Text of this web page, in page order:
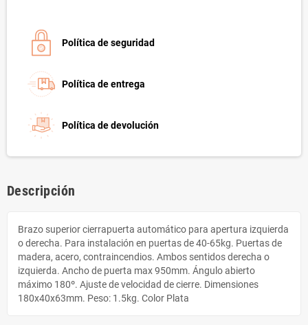
Política de seguridad
Política de entrega
Política de devolución
Descripción
Brazo superior cierrapuerta automático para apertura izquierda
o derecha. Para instalación en puertas de 40-65kg. Puertas de
madera, acero, contraincendios. Ambos sentidos derecha o
izquierda. Ancho de puerta max 950mm. Ángulo abierto
máximo 180º. Ajuste de velocidad de cierre. Dimensiones
180x40x63mm. Peso: 1.5kg. Color Plata